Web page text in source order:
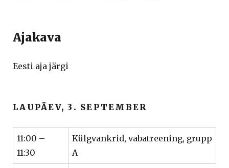
Ajakava
Eesti aja järgi
LAUPÄEV, 3. SEPTEMBER
11:00 –
11:30
Külgvankrid, vabatreening, grupp
A